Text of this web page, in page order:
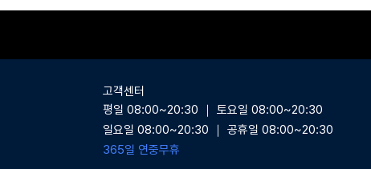
고객센터
평일 08:00~20:30 ｜ 토요일 08:00~20:30
일요일 08:00~20:30 ｜ 공휴일 08:00~20:30
365일 연중무휴